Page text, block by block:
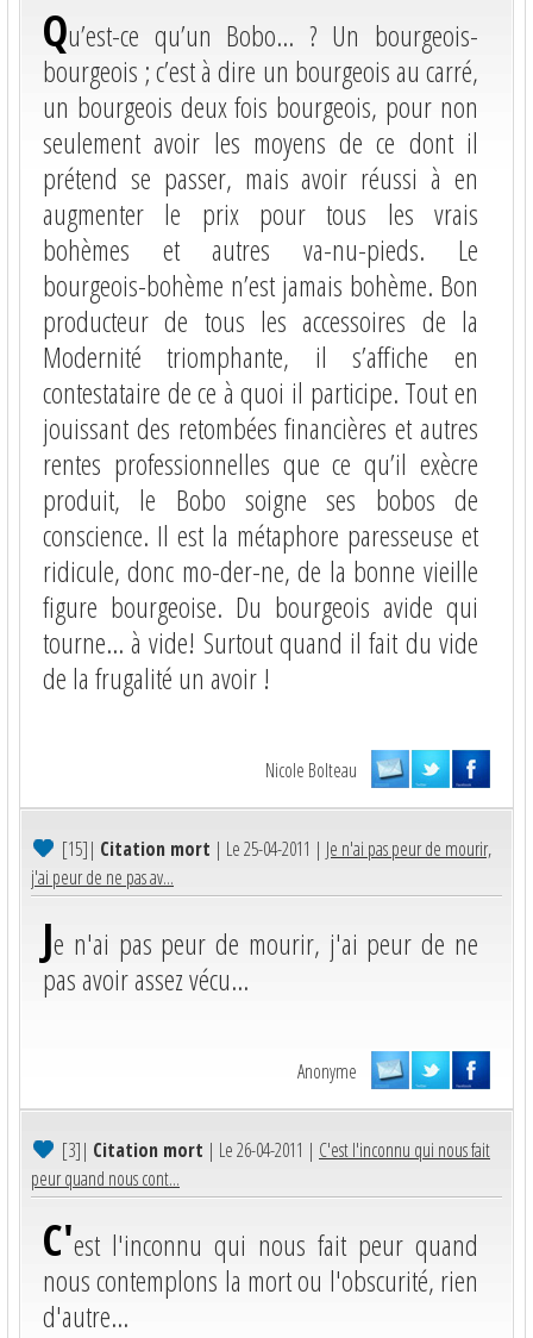
Qu’est-ce qu’un Bobo… ? Un bourgeois-
bourgeois ; c’est à dire un bourgeois au carré,
un bourgeois deux fois bourgeois, pour non
seulement avoir les moyens de ce dont il
prétend se passer, mais avoir réussi à en
augmenter le prix pour tous les vrais
bohèmes et autres va-nu-pieds. Le
bourgeois-bohème n’est jamais bohème. Bon
producteur de tous les accessoires de la
Modernité triomphante, il s’affiche en
contestataire de ce à quoi il participe. Tout en
jouissant des retombées financières et autres
rentes professionnelles que ce qu’il exècre
produit, le Bobo soigne ses bobos de
conscience. Il est la métaphore paresseuse et
ridicule, donc mo-der-ne, de la bonne vieille
figure bourgeoise. Du bourgeois avide qui
tourne… à vide! Surtout quand il fait du vide
de la frugalité un avoir !
Nicole Bolteau
[15]| Citation mort | Le 25-04-2011 | Je n'ai pas peur de mourir,
j'ai peur de ne pas av...
Je n'ai pas peur de mourir, j'ai peur de ne
pas avoir assez vécu...
Anonyme
[3]| Citation mort | Le 26-04-2011 | C'est l'inconnu qui nous fait
peur quand nous cont...
C'est l'inconnu qui nous fait peur quand
nous contemplons la mort ou l'obscurité, rien
d'autre...